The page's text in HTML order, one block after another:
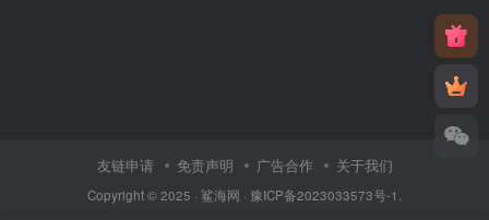
友链申请 免责声明 广告合作 关于我们
Copyright © 2025 · 鲨海网 · 豫ICP备2023033573号-1